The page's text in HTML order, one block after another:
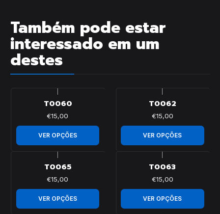
Também pode estar
interessado em um
destes
T0060
€15,00
VER OPÇÕES
T0062
€15,00
VER OPÇÕES
T0065
€15,00
VER OPÇÕES
T0063
€15,00
VER OPÇÕES